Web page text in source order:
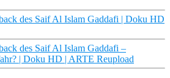
des Saif Al Islam Gaddafi | Doku HD
des Saif Al Islam Gaddafi –
| Doku HD | ARTE Reupload